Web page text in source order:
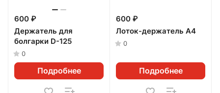
600 ₽
Держатель для
болгарки D-125
0
Подробнее
600 ₽
Лоток-держатель А4
0
Подробнее